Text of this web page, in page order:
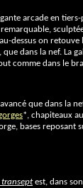
arcade en
dessus on
dans la nef. La
comme dans le
que dans la
*, chapiteaux
bases reposant
transeptest, dans